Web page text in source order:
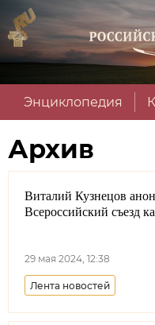
Энциклопедия
Архив
Виталий Кузнецов
Всероссийский съезд
29 мая 2024, 12:38
Лента новостей
Всероссийское